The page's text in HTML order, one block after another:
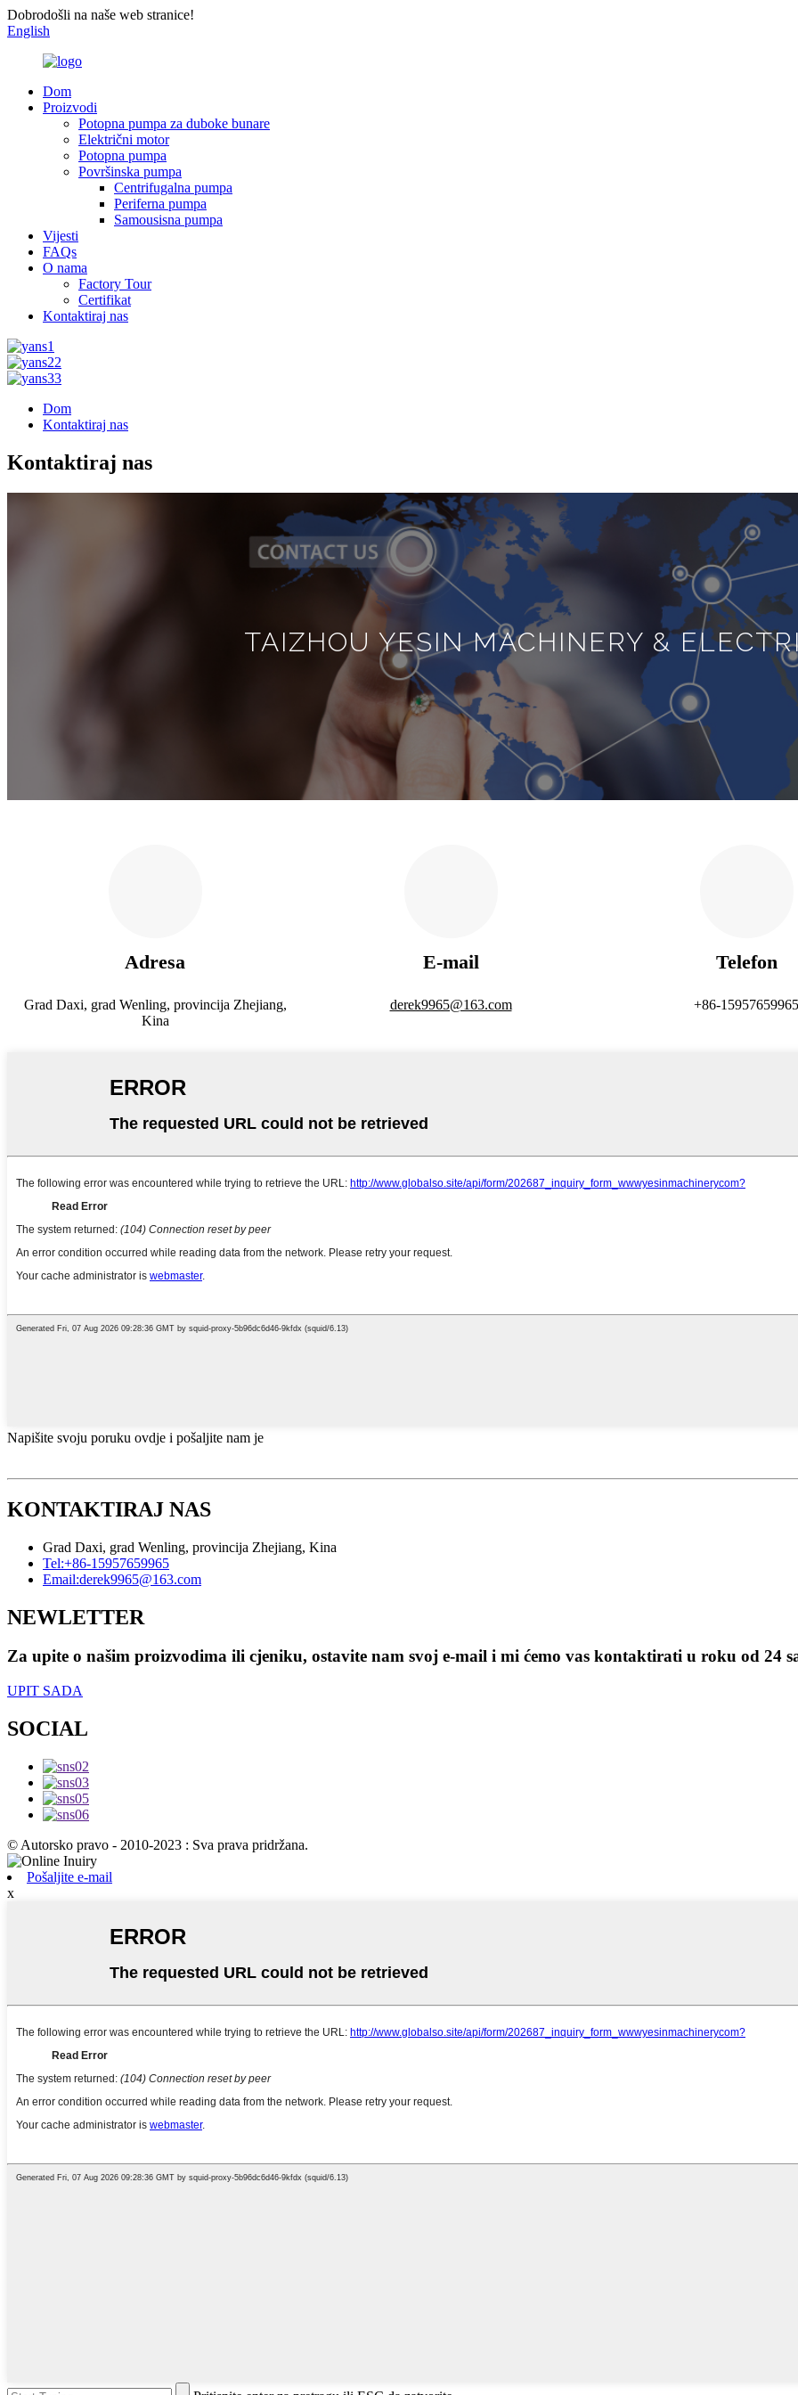
Dobrodošli na naše web stranice!
English
Dom
Proizvodi
Potopna pumpa za duboke bunare
Električni motor
Potopna pumpa
Površinska pumpa
Centrifugalna pumpa
Periferna pumpa
Samousisna pumpa
Vijesti
FAQs
O nama
Factory Tour
Certifikat
Kontaktiraj nas
Dom
Kontaktiraj nas
Kontaktiraj nas
TAIZHOU YESIN MACHINERY &
Adresa
Grad Daxi, grad Wenling, provincija Zhejiang,
Kina
E-mail
derek9965@163.com
Telefon
+86-15957659965
Napišite svoju poruku ovdje i pošaljite nam je
KONTAKTIRAJ NAS
Grad Daxi, grad Wenling, provincija Zhejiang, Kina
Tel:+86-15957659965
Email:derek9965@163.com
NEWLETTER
Za upite o našim proizvodima ili cjeniku, ostavite nam svoj e-mail i mi ćemo vas kontaktirati u roku od 24
UPIT SADA
SOCIAL
© Autorsko pravo - 2010-2023 : Sva prava pridržana.
Pošaljite e-mail
x